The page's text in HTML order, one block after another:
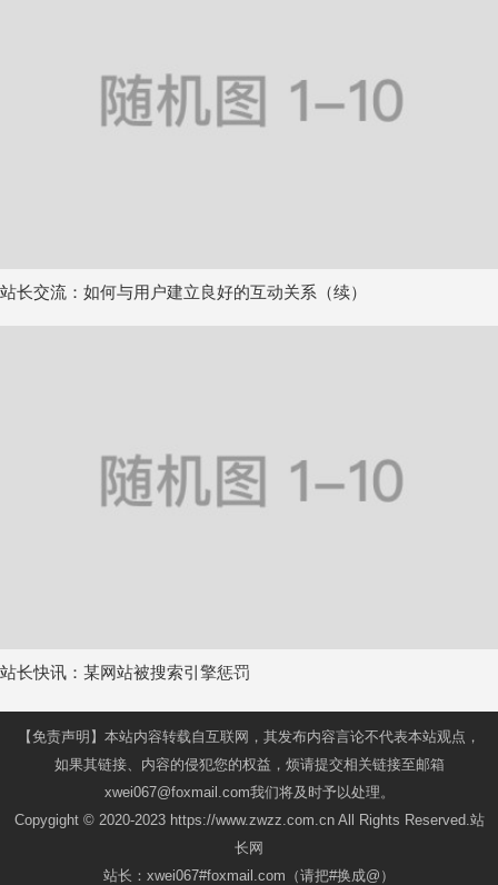
站长交流：如何与用户建立良好的互动关系（续）
站长快讯：某网站被搜索引擎惩罚
【免责声明】本站内容转载自互联网，其发布内容言论不代表本站观点，
如果其链接、内容的侵犯您的权益，烦请提交相关链接至邮箱
xwei067@foxmail.com我们将及时予以处理。
Copygight © 2020-2023 https://www.zwzz.com.cn All Rights Reserved.站
长网
站长：xwei067#foxmail.com（请把#换成@）